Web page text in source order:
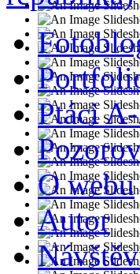
Ptáci
O webu
Autor